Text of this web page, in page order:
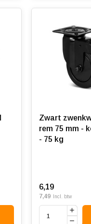
Zwart
rem 75 mm -
- 75 kg
6,19
7,49 Incl. btw